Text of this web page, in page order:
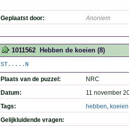
Geplaatst door: Anoniem
1011562 Hebben de koeien (8)
ST.....N
Plaats van de puzzel:
NRC
Datum:
11 november
Tags:
hebben, koeien
Gelijkluidende vragen: